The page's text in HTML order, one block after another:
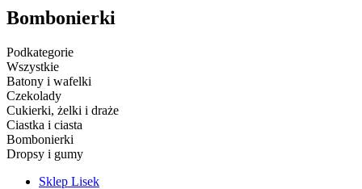
Bombonierki
Podkategorie
Wszystkie
Batony i wafelki
Czekolady
Cukierki, żelki i draże
Ciastka i ciasta
Bombonierki
Dropsy i gumy
Sklep Lisek